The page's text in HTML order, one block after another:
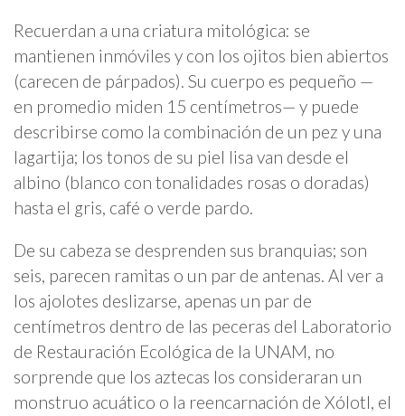
Recuerdan a una criatura mitológica: se
mantienen inmóviles y con los ojitos bien abiertos
(carecen de párpados). Su cuerpo es pequeño —
en promedio miden 15 centímetros— y puede
describirse como la combinación de un pez y una
lagartija; los tonos de su piel lisa van desde el
albino (blanco con tonalidades rosas o doradas)
hasta el gris, café o verde pardo.
De su cabeza se desprenden sus branquias; son
seis, parecen ramitas o un par de antenas. Al ver a
los ajolotes deslizarse, apenas un par de
centímetros dentro de las peceras del Laboratorio
de Restauración Ecológica de la UNAM, no
sorprende que los aztecas los consideraran un
monstruo acuático o la reencarnación de Xólotl, el